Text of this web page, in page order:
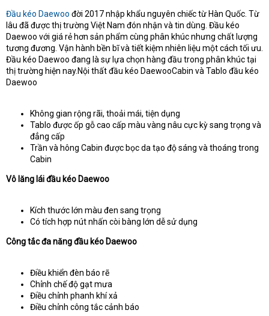
Đầu kéo Daewoo đời 2017 nhập khẩu nguyên chiếc từ Hàn Quốc. Từ
lâu đã được thị trường Việt Nam đón nhận và tin dùng. Đầu kéo
Daewoo với giá rẻ hơn sản phẩm cùng phân khúc nhưng chất lượng
tương đương. Vận hành bền bĩ và tiết kiệm nhiên liệu một cách tối ưu.
Đầu kéo Daewoo đang là sự lựa chọn hàng đầu trong phân khúc tại
thị trường hiện nay.Nội thất đầu kéo DaewooCabin và Tablo đầu kéo
Daewoo
Không gian rộng rãi, thoải mái, tiện dụng
Tablo được ốp gỗ cao cấp màu vàng nâu cực kỳ sang trọng và
đẳng cấp
Trần và hông Cabin được bọc da tạo độ sáng và thoáng trong
Cabin
Vô lăng lái đầu kéo Daewoo
Kích thước lớn màu đen sang trọng
Có tích hợp nút nhấn còi bàng lớn dễ sử dụng
Công tắc đa năng đầu kéo Daewoo
Điều khiển đèn báo rẽ
Chỉnh chế độ gạt mưa
Điều chỉnh phanh khí xả
Điều chỉnh công tắc cảnh báo